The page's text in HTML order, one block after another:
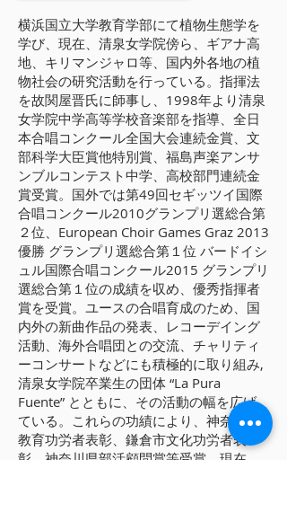
横浜国立大学教育学部にて植物生態学を
学び、現在、清泉女学院傍ら、ギアナ高
地、キリマンジャロ等、国内外各地の植
物社会の研究活動を行っている。指揮法
を故関屋晋氏に師事し、1998年より清泉
女学院中学高等学校音楽部を指導、全日
本合唱コンクール全国大会連続金賞、文
部科学大臣賞他特別賞、福島声楽アンサ
ンブルコンテスト中学、高校部門連続金
賞受賞。国外では第49回セギッツイ国際
合唱コンクール2010グランプリ選総合第
２位、European Choir Games Graz 2013
優勝 グランプリ選総合第１位 バードイシ
ュル国際合唱コンクール2015 グランプリ
選総合第１位の成績を収め、優秀指揮者
賞を受賞。ユースの合唱育成のため、国
内外の新曲作品の発表、レコーデイング
活動、海外合唱団との交流、チャリティ
ーコンサートなどにも積極的に取り組み,
清泉女学院卒業生の団体 “La Pura
Fuente” とともに、その活動の幅を広げ
ている。これらの功績により、神奈川県
教育功労者表彰、鎌倉市文化功労者表
彰、神奈川県部活顧問賞等受賞。現在、